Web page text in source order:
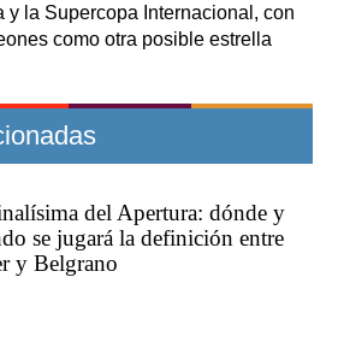
y la Supercopa Internacional, con
como otra posible estrella
del Apertura: dónde y
se jugará la definición entre
y Belgrano